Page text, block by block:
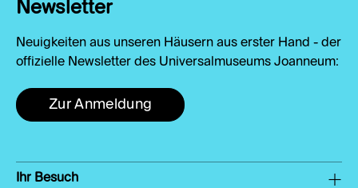
Newsletter
Neuigkeiten aus unseren Häusern aus erster Hand - der
offizielle Newsletter des Universalmuseums Joanneum:
Zur Anmeldung
Ihr Besuch